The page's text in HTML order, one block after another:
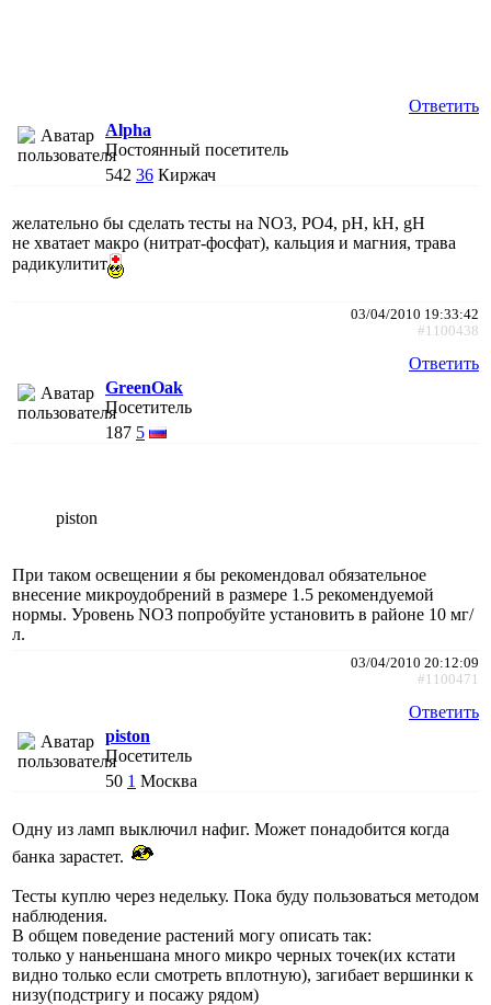
Ответить
Alpha
Постоянный посетитель
542 36 Киржач
желательно бы сделать тесты на NO3, PO4, pH, kH, gH
не хватает макро (нитрат-фосфат), кальция и магния, трава
радикулитит
03/04/2010 19:33:42
#1100438
Ответить
GreenOak
Посетитель
187 5
piston
При таком освещении я бы рекомендовал обязательное
внесение микроудобрений в размере 1.5 рекомендуемой
нормы. Уровень NO3 попробуйте установить в районе 10 мг/
л.
03/04/2010 20:12:09
#1100471
Ответить
piston
Посетитель
50 1 Москва
Одну из ламп выключил нафиг. Может понадобится когда
банка зарастет.
Тесты куплю через недельку. Пока буду пользоваться методом
наблюдения.
В общем поведение растений могу описать так:
только у наньеншана много микро черных точек(их кстати
видно только если смотреть вплотную), загибает вершинки к
низу(подстригу и посажу рядом)